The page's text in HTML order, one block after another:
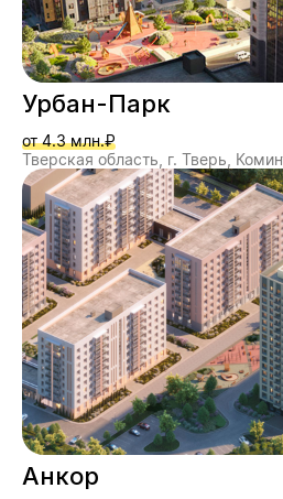
Урбан-Парк
от 4.3 млн.₽
Тверская область, г. Тверь,
Анкор